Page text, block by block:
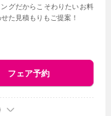
グだからこそわりたいお料
た見積もりもご提案！
フェア予約